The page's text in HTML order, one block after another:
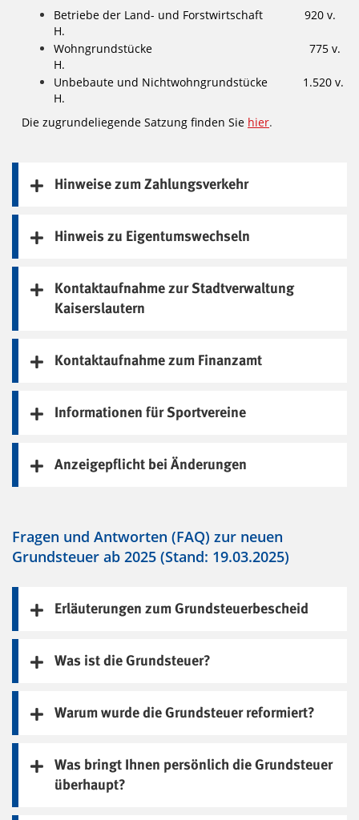
Betriebe der Land- und Forstwirtschaft 920 v.
H.
Wohngrundstücke 775 v.
H.
Unbebaute und Nichtwohngrundstücke 1.520 v.
H.
Die zugrundeliegende Satzung finden Sie hier.
Hinweise zum Zahlungsverkehr
Hinweis zu Eigentumswechseln
Kontaktaufnahme zur Stadtverwaltung
Kaiserslautern
Kontaktaufnahme zum Finanzamt
Informationen für Sportvereine
Anzeigepflicht bei Änderungen
Fragen und Antworten (FAQ) zur neuen
Grundsteuer ab 2025 (Stand: 19.03.2025)
Erläuterungen zum Grundsteuerbescheid
Was ist die Grundsteuer?
Warum wurde die Grundsteuer reformiert?
Was bringt Ihnen persönlich die Grundsteuer
überhaupt?